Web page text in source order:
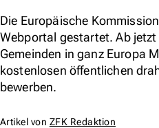
Die Europäische
Webportal gestartet. Ab
Gemeinden in ganz Europa
kostenlosen öffentlichen
bewerben.
Artikel von ZFK Redaktion